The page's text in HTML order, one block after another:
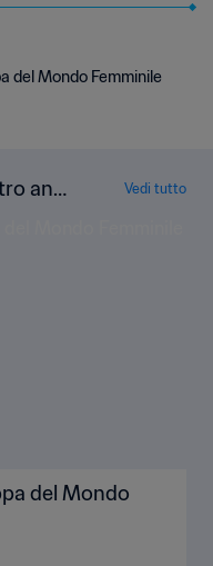
del Mondo Femminile
anc
Vedi tutto
del Mondo